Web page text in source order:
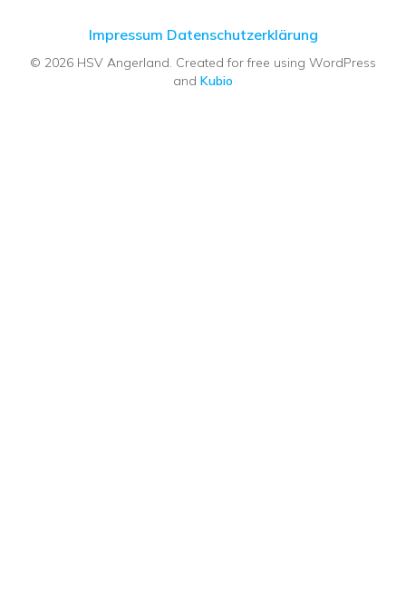
Impressum Datenschutzerklärung
© 2026 HSV Angerland. Created for free using WordPress
and Kubio